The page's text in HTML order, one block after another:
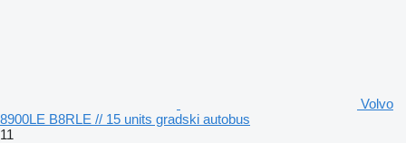
Volvo
8900LE B8RLE // 15 units gradski autobus
11